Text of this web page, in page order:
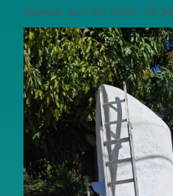
Samedi, avril 12, 2025 - 20:36